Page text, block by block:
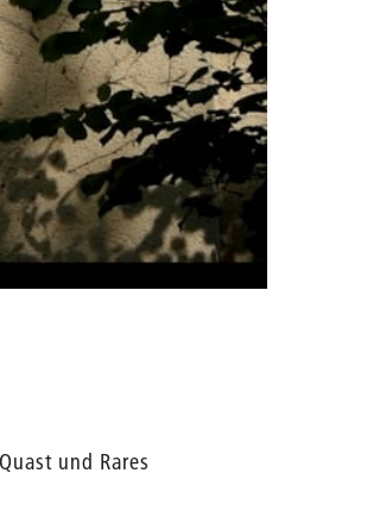
und Rares